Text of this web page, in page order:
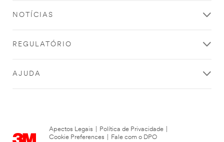
NOTÍCIAS
REGULATÓRIO
AJUDA
Apectos Legais Política de Privacidade
Cookie Preferences
Fale com o DPO